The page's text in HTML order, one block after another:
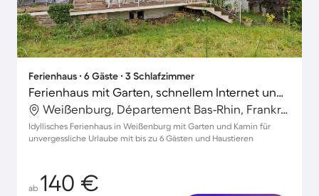
Ferienhaus ∙ 6 Gäste ∙ 3 Schlafzimmer
Ferienhaus mit Garten, schnellem Internet und Terrasse | Gartenblick | Perfekt für die Arbeit von Zuhause
Weißenburg, Département Bas-Rhin, Frankreich
Idyllisches Ferienhaus in Weißenburg mit Garten und Kamin für
unvergessliche Urlaube mit bis zu 6 Gästen und Haustieren
ab 140 €